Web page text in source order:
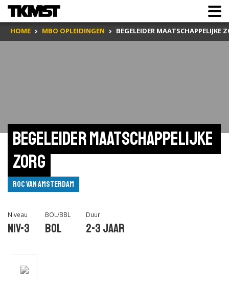
HOME MBO OPLEIDINGEN BEGELEIDER MAATSCHAPPELIJKE
Begeleider maatschappelijke
zorg
ROC van Amsterdam
Niveau
Niv-3
BOL/BBL
BOL
Duur
2-3 jaar